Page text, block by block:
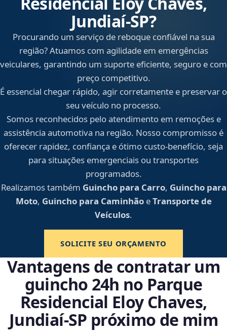
Jundiaí‑SP?
Procurando um serviço de reboque confiável na sua
região? Atuamos com agilidade em emergências
veiculares, garantindo um suporte eficiente, seguro e com
preço competitivo.
É essencial chegar rápido, agir corretamente e preservar o
seu veículo no processo.
Somos reconhecidos pelo atendimento em remoções e
assistência automotiva na região. Nosso compromisso é
oferecer rapidez, confiança e ótimo custo-benefício, seja
para situações emergenciais ou transportes
programados.
Realizamos também Guincho para Carro, Guincho para
Moto, Guincho para CaminhãoeTransporte de
Veículos.
SOLICITE SEU ORÇAMENTO
Vantagens de contratar um
guincho 24h no Parque
Residencial Eloy Chaves,
Jundiaí‑SP próximo de mim